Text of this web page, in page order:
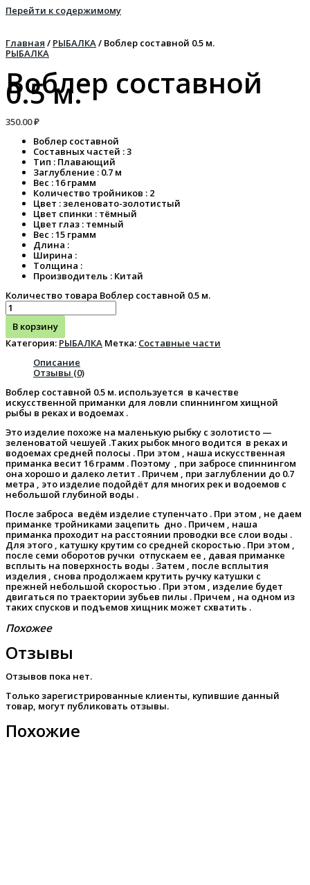
Перейти к содержимому
Главная / РЫБАЛКА/ Воблер составной 0.5 м.
РЫБАЛКА
Воблер составной
0.5 м.
350.00₽
Воблер составной
Составных частей : 3
Тип : Плавающий
Заглубление : 0.7 м
Вес : 16 грамм
Количество тройников : 2
Цвет : зеленовато-золотистый
Цвет спинки : тёмный
Цвет глаз : темный
Вес : 15 грамм
Длина :
Ширина :
Толщина :
Производитель : Китай
Количество товара Воблер составной 0.5 м.
В корзину
Категория: РЫБАЛКА Метка: Составные части
Описание
Отзывы (0)
Воблер составной 0.5 м. используется в качестве
искусственной приманки для ловли спиннингом хищной
рыбы в реках и водоемах .
Это изделие похоже на маленькую рыбку с золотисто —
зеленоватой чешуей .Таких рыбок много водится в реках и
водоемах средней полосы . При этом , наша искусственная
приманка весит 16 грамм . Поэтому , при забросе спиннингом
она хорошо и далеко летит . Причем , при заглублении до 0.7
метра , это изделие подойдёт для многих рек и водоемов с
небольшой глубиной воды .
После заброса ведём изделие ступенчато . При этом , не даем
приманке тройниками зацепить дно . Причем , наша
приманка проходит на расстоянии проводки все слои воды .
Для этого , катушку крутим со средней скоростью . При этом ,
после семи оборотов ручки отпускаем ее , давая приманке
всплыть на поверхность воды . Затем , после всплытия
изделия , снова продолжаем крутить ручку катушки с
прежней небольшой скоростью . При этом , изделие будет
двигаться по траектории зубьев пилы . Причем , на одном из
таких спусков и подъемов хищник может схватить .
Похожее
Отзывы
Отзывов пока нет.
Только зарегистрированные клиенты, купившие данный
товар, могут публиковать отзывы.
Похожие